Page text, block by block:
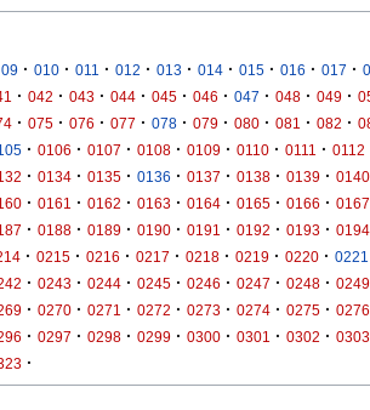
09 · 010 · 011 · 012 · 013 · 014 · 015 · 016 · 017 ·
· 042 · 043 · 044 · 045 · 046 · 047 · 048 · 049 ·
· 075 · 076 · 077 · 078 · 079 · 080 · 081 · 082 ·
· 0106 · 0107 · 0108 · 0109 · 0110 · 0111 · 0112
· 0134 · 0135 · 0136 · 0137 · 0138 · 0139 · 0140
· 0161 · 0162 · 0163 · 0164 · 0165 · 0166 · 0167
· 0188 · 0189 · 0190 · 0191 · 0192 · 0193 · 0194
· 0215 · 0216 · 0217 · 0218 · 0219 · 0220 · 0221
· 0243 · 0244 · 0245 · 0246 · 0247 · 0248 · 0249
· 0270 · 0271 · 0272 · 0273 · 0274 · 0275 · 0276
· 0297 · 0298 · 0299 · 0300 · 0301 · 0302 · 0303
·